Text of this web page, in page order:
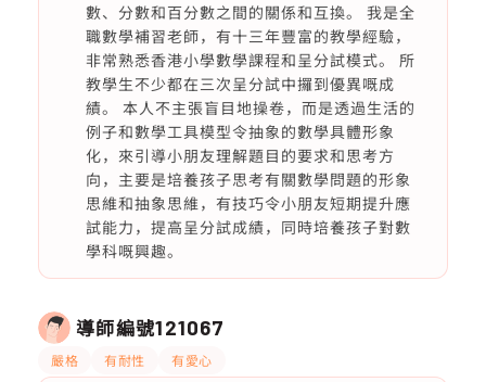
數、分數和百分數之間的關係和互換。 我是全
職數學補習老師，有十三年豐富的教學經驗，
非常熟悉香港小學數學課程和呈分試模式。 所
教學生不少都在三次呈分試中攞到優異嘅成
績。 本人不主張盲目地操卷，而是透過生活的
例子和數學工具模型令抽象的數學具體形象
化，來引導小朋友理解題目的要求和思考方
向，主要是培養孩子思考有關數學問題的形象
思維和抽象思維，有技巧令小朋友短期提升應
試能力，提高呈分試成績，同時培養孩子對數
學科嘅興趣。
導師編號121067
嚴格 有耐性 有愛心